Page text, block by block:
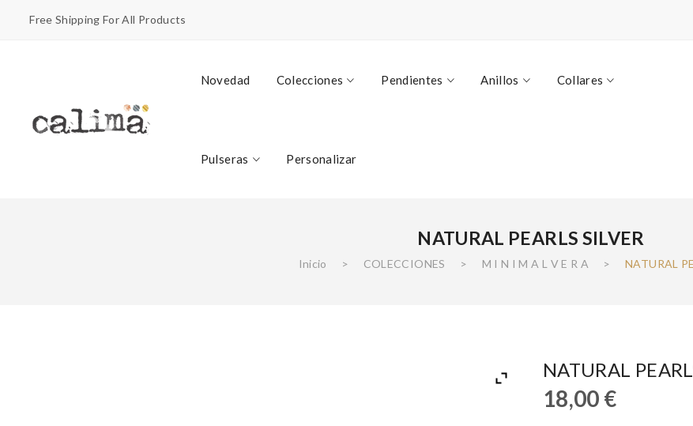
Free Shipping For All Products
Novedad Colecciones Pendientes Anillos Collares
Pulseras Personalizar
NATURAL PEARLS SILVER
Inicio > COLECCIONES > M I N I M A L V E R A > NATURAL
NATURAL
18,00 €